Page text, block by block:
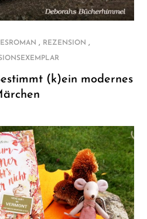
, REZENSION ,
(k)ein modernes